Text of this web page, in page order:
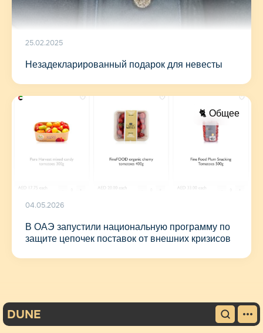
25.02.2025
Незадекларированный подарок для невесты
🐈 Общее
04.05.2026
В ОАЭ запустили национальную программу по
защите цепочек поставок от внешних кризисов
DUNE